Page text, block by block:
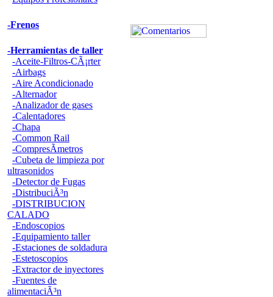
-Frenos
-Herramientas de taller
-Aceite-Filtros-CÃ¡rter
-Airbags
-Aire Acondicionado
-Alternador
-Analizador de gases
-Calentadores
-Chapa
-Common Rail
-CompresÃ­metros
-Cubeta de limpieza por
ultrasonidos
-Detector de Fugas
-DistribuciÃ³n
-DISTRIBUCION
CALADO
-Endoscopios
-Equipamiento taller
-Estaciones de soldadura
-Estetoscopios
-Extractor de inyectores
-Fuentes de
alimentaciÃ³n